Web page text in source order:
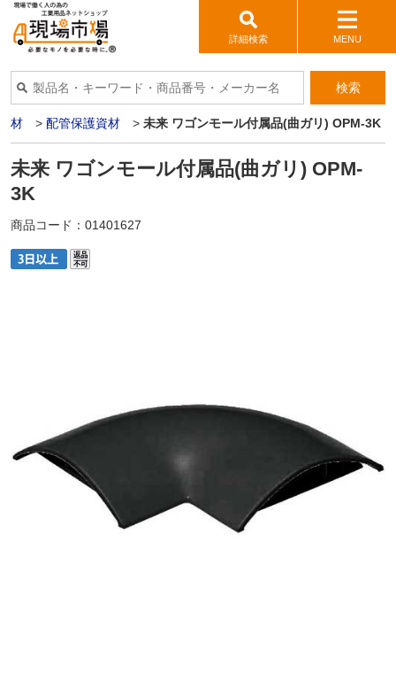
詳細検索 MENU
検索
材 > 配管保護資材 > 未来 ワゴンモール付属品(曲ガリ) OPM-3K
未来 ワゴンモール付属品(曲ガリ) OPM-
3K
商品コード： 01401627